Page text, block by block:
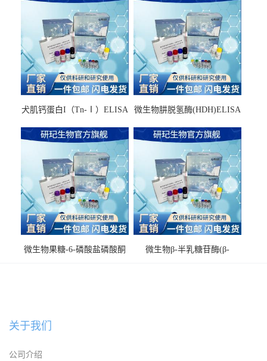
犬肌钙蛋白I（Tn-Ⅰ）ELISA
微生物肼脱氢酶(HDH)ELISA
微生物果糖-6-磷酸盐磷酸酮
微生物β-半乳糖苷酶(β-
关于我们
公司介绍